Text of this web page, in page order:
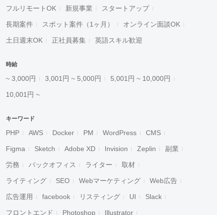
フルリモートOK 新規事業 スタートアップ
長期案件 スポット案件（1ヶ月） オンライン面談OK
土日週末OK 正社員募集 英語スキル歓迎
時給
~ 3,000円 3,001円 ~ 5,000円 5,001円 ~ 10,000円
10,001円 ~
キーワード
PHP AWS Docker PM WordPress CMS
Figma Sketch Adobe XD Invision Zeplin 副業
労務 バックオフィス ライター 取材
ライティング SEO Webマーケティング Web広告
広告運用 facebook リスティング UI Slack
フロントエンド Photoshop Illustrator